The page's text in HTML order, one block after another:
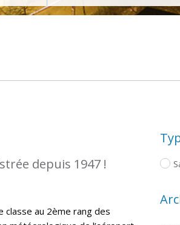
depuis 1947 !
classe au 2ème rang des